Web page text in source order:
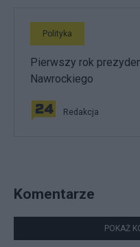
Polityka
Pierwszy rok
Nawrockiego
Redakcja
Komentarze
POKAŻ